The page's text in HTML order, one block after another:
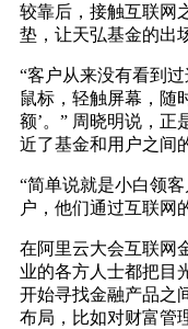
较靠后，接触互联网
垫，让天弘基金的出
“客户从来没有看到
鼠标，轻触屏幕，随
额’。” 周晓明说，正
近了基金和用户之间
“简单说就是小白领
户，他们通过互联网
在阿里云大会互联网
业的各方人士都把目
开始寻找金融产品之
布局，比如对财富管